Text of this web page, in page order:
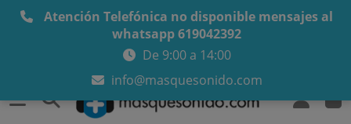
Atención Telefónica no disponible mensajes al
whatsapp 619042392
De 9:00 a 14:00
info@masquesonido.com